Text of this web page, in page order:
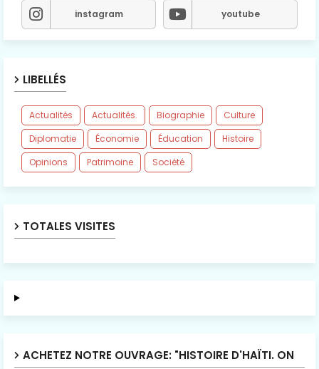
instagram youtube
LIBELLÉS
Actualités Actualités. Biographie
Culture
Diplomatie
Économie Éducation
Histoire
Opinions
Patrimoine Société
TOTALES VISITES
ACHETEZ NOTRE OUVRAGE: "HISTOIRE D'HAÏTI. ON